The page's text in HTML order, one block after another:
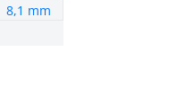
8,1 mm